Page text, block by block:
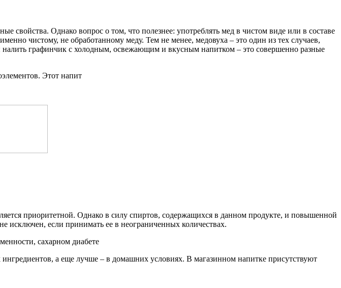
свойства. Однако вопрос о том, что полезнее: употреблять мед в чистом виде или в составе
чистому, не обработанному меду. Тем не менее, медовуха – это один из тех случаев,
налить графинчик с холодным, освежающим и вкусным напитком – это совершенно разные
Этот напит
приоритетной. Однако в силу спиртов, содержащихся в данном продукте, и повышенной
исключен, если принимать ее в неограниченных количествах.
сахарном диабете
ингредиентов, а еще лучше – в домашних условиях. В магазинном напитке присутствуют